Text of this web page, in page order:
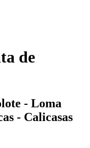
de
- Loma
- Calicasas